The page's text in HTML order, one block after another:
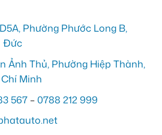
Phường Phước Long B,
Đức
Ảnh Thủ, Phường Hiệp Thành,
Chí Minh
567 –0788 212 999